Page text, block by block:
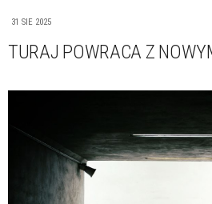
31 SIE 2025
TURAJ POWRACA Z